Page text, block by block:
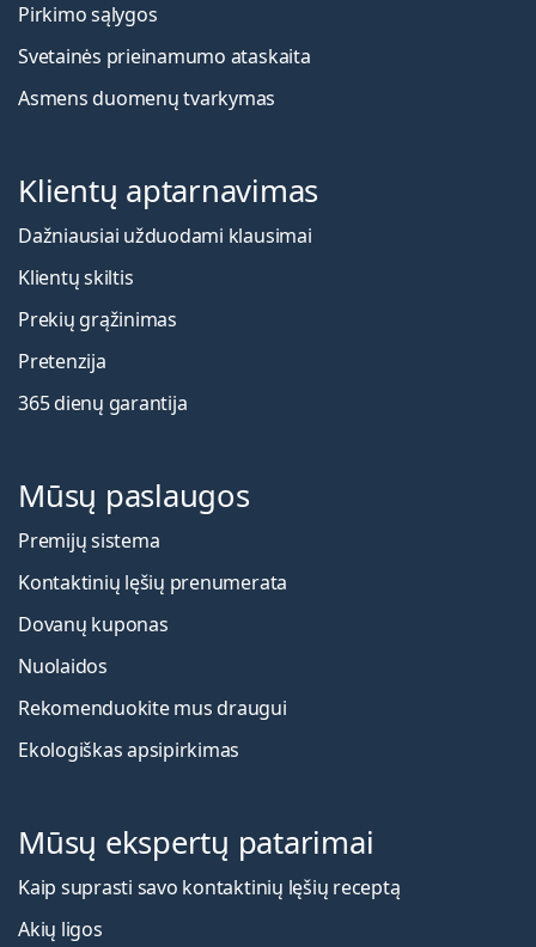
Pirkimo sąlygos
Svetainės prieinamumo ataskaita
Asmens duomenų tvarkymas
Klientų aptarnavimas
Dažniausiai užduodami klausimai
Klientų skiltis
Prekių grąžinimas
Pretenzija
365 dienų garantija
Mūsų paslaugos
Premijų sistema
Kontaktinių lęšių prenumerata
Dovanų kuponas
Nuolaidos
Rekomenduokite mus draugui
Ekologiškas apsipirkimas
Mūsų ekspertų patarimai
Kaip suprasti savo kontaktinių lęšių receptą
Akių ligos